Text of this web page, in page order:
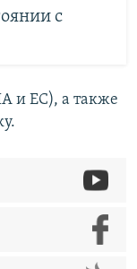
с
и ЕС), а также